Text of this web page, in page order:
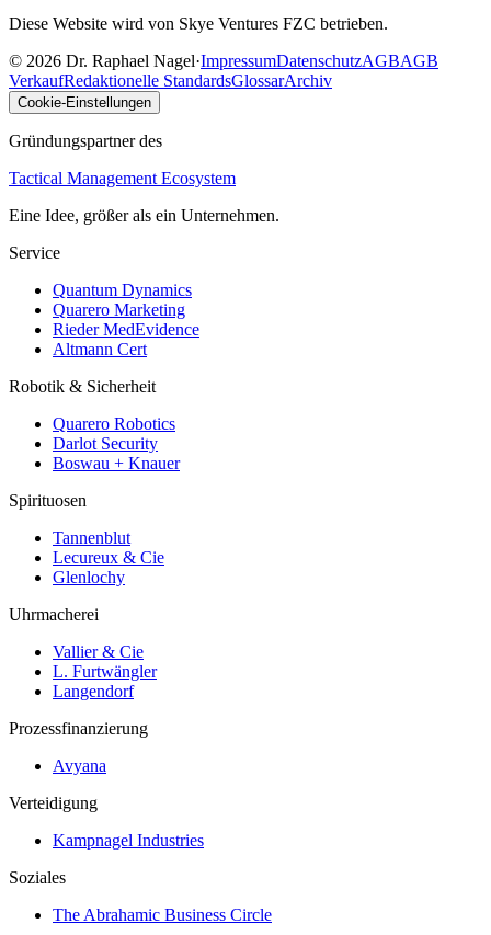
Diese Website wird von Skye Ventures FZC betrieben.
© 2026 Dr. Raphael Nagel·ImpressumDatenschutzAGBAGB
VerkaufRedaktionelle StandardsGlossarArchiv
Cookie-Einstellungen
Gründungspartner des
Tactical Management Ecosystem
Eine Idee, größer als ein Unternehmen.
Service
Quantum Dynamics
Quarero Marketing
Rieder MedEvidence
Altmann Cert
Robotik & Sicherheit
Quarero Robotics
Darlot Security
Boswau + Knauer
Spirituosen
Tannenblut
Lecureux & Cie
Glenlochy
Uhrmacherei
Vallier & Cie
L. Furtwängler
Langendorf
Prozessfinanzierung
Avyana
Verteidigung
Kampnagel Industries
Soziales
The Abrahamic Business Circle